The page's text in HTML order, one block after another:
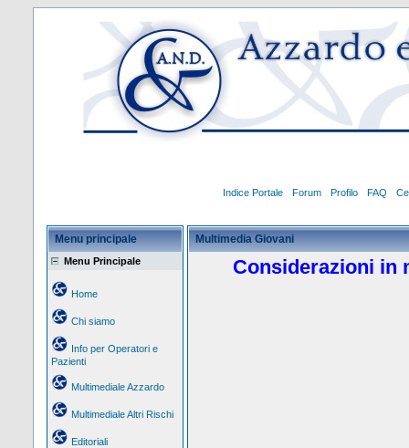
Indice Portale Forum Profilo FAQ
Menu principale
Menu Principale
Home
Chi siamo
Info per Operatori e
Pazienti
Multimediale Azzardo
Multimediale Altri Rischi
Editoriali
Multimedia Giovani
Considerazioni in